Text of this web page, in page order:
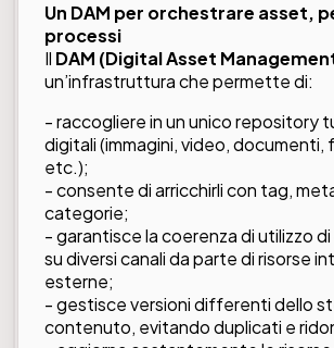
Un DAM per orchestrare asset,
processi
Il DAM (Digital Asset
un’infrastruttura che permette di:
- raccogliere in un unico repository
digitali (immagini, video, documenti,
etc.);
- consente di arricchirli con tag,
categorie;
- garantisce la coerenza di utilizzo
su diversi canali da parte di risorse
esterne;
- gestisce versioni differenti dello
contenuto, evitando duplicati e